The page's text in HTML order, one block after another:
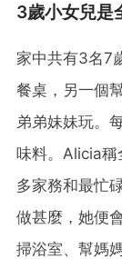
3歲小女兒是
家中共有3名7
餐桌，另一個
弟弟妹妹玩。
味料。Alicia稱
多家務和最忙
做甚麼，她便
掃浴室、幫媽